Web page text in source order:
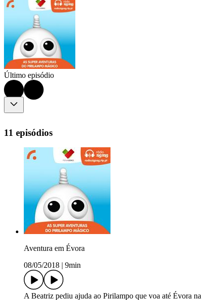
Último episódio
11 episódios
Aventura em Évora
08/05/2018
9min
A Beatriz pediu ajuda ao Pirilampo que voa até Évora na